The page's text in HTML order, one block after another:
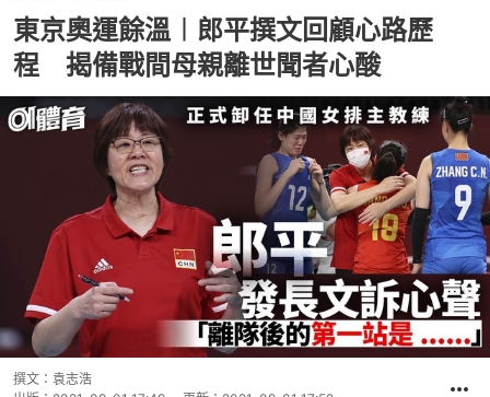
東京奧運餘溫︱郎平撰文回顧心路歷
程 揭備戰間母親離世聞者心酸
撰文： 袁志浩